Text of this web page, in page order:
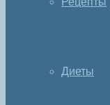
Диеты